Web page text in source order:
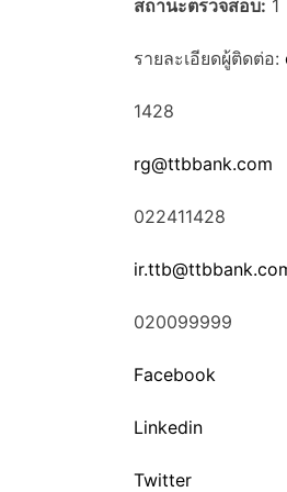
สถานะตรวจสอบ: 1
รายละเอียดผู้ติดต่อ:
1428
rg@ttbbank.com
022411428
020099999
Facebook
Linkedin
Twitter